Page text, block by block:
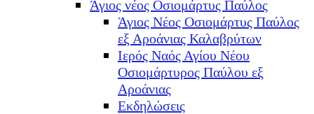
Άγιος νέος Οσιομάρτυς Παύλος
Άγιος Νέος Οσιομάρτυς Παύλος
εξ Αροάνιας Καλαβρύτων
Ιερός Ναός Αγίου Νέου
Οσιομάρτυρος Παύλου εξ
Αροάνιας
Εκδηλώσεις